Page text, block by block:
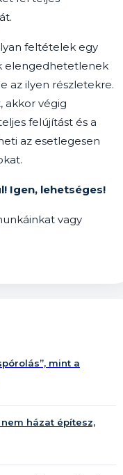
feltételek egy
elengedhetetlenek
az ilyen részletekre.
akkor végig
felújítást és a
az esetlegesen
Igen, lehetséges!
vagy
mint a
házat építesz,